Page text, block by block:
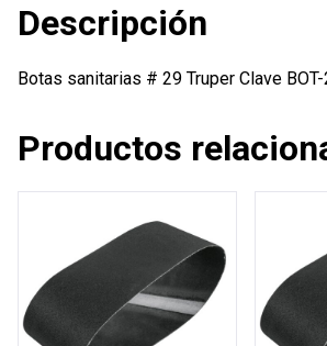
Descripción
Botas sanitarias # 29 Truper Clave
Productos